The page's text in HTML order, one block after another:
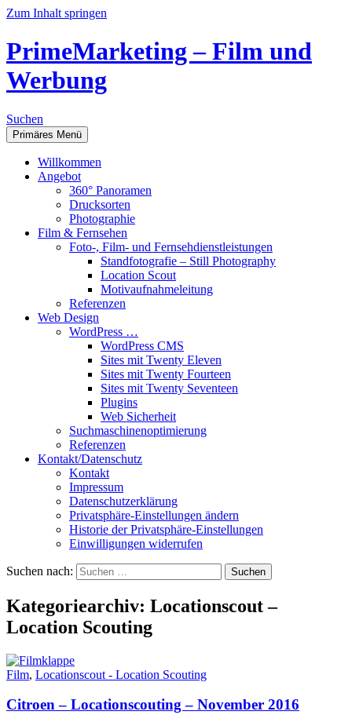
Zum Inhalt springen
PrimeMarketing – Film und
Werbung
Suchen
Primäres Menü
Willkommen
Angebot
360° Panoramen
Drucksorten
Photographie
Film & Fernsehen
Foto-, Film- und Fernsehdienstleistungen
Standfotografie – Still Photography
Location Scout
Motivaufnahmeleitung
Referenzen
Web Design
WordPress …
WordPress CMS
Sites mit Twenty Eleven
Sites mit Twenty Fourteen
Sites mit Twenty Seventeen
Plugins
Web Sicherheit
Suchmaschinenoptimierung
Referenzen
Kontakt/Datenschutz
Kontakt
Impressum
Datenschutzerklärung
Privatsphäre-Einstellungen ändern
Historie der Privatsphäre-Einstellungen
Einwilligungen widerrufen
Suchen nach:
Kategoriearchiv: Locationscout –
Location Scouting
Film, Locationscout - Location Scouting
Citroen – Locationscouting – November 2016